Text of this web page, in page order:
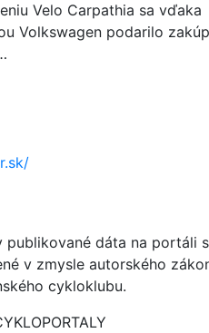
Velo Carpathia sa vďaka
Volkswagen podarilo
publikované dáta na portáli
v zmysle autorského
cykloklubu.